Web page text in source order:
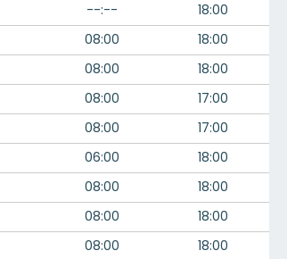
--:-- 18:00
08:00 18:00
08:00 18:00
08:00 17:00
08:00 17:00
06:00 18:00
08:00 18:00
08:00 18:00
08:00 18:00